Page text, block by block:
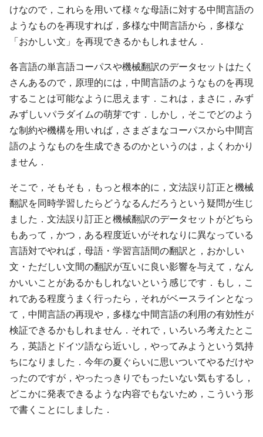
けなので，これらを用いて様々な母語に対する中間言語の
ようなものを再現すれば，多様な中間言語から，多様な
「おかしい文」を再現できるかもしれません．
各言語の単言語コーパスや機械翻訳のデータセットはたく
さんあるので，原理的には，中間言語のようなものを再現
することは可能なように思えます．これは，まさに，みず
みずしいパラダイムの萌芽です．しかし，そこでどのよう
な制約や機構を用いれば，さまざまなコーパスから中間言
語のようなものを生成できるのかというのは，よくわかり
ません．
そこで，そもそも，もっと根本的に，文法誤り訂正と機械
翻訳を同時学習したらどうなるんだろうという疑問が生じ
ました．文法誤り訂正と機械翻訳のデータセットがどちら
もあって，かつ，ある程度近いがそれなりに異なっている
言語対でやれば，母語・学習言語間の翻訳と，おかしい
文・ただしい文間の翻訳が互いに良い影響を与えて，なん
かいいことがあるかもしれないという感じです．もし，こ
れである程度うまく行ったら，それがベースラインとなっ
て，中間言語の再現や，多様な中間言語の利用の有効性が
検証できるかもしれません．それで，いろいろ考えたとこ
ろ，英語とドイツ語なら近いし，やってみようという気持
ちになりました．今年の夏ぐらいに思いついてやるだけや
ったのですが，やったっきりでもったいない気もするし，
どこかに発表できるような内容でもないため，こういう形
で書くことにしました．